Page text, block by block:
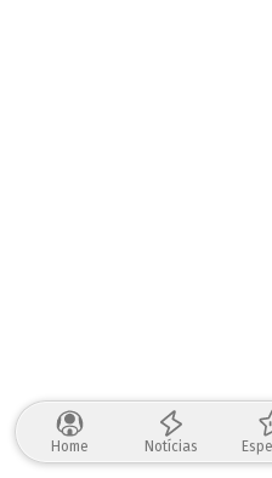
Home Notícias